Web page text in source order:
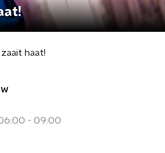
zaait haat!
- 09:00